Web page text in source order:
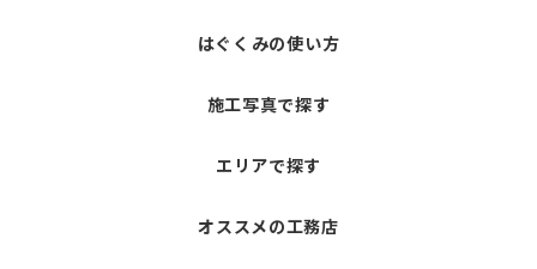
はぐくみの使い方
施工写真で探す
エリアで探す
オススメの工務店